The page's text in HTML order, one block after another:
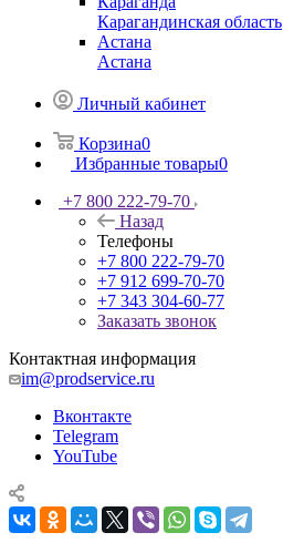
Карагандинская область
Астана
Астана
Личный кабинет
Корзина0
Избранные товары0
+7 800 222-79-70
Назад
Телефоны
+7 800 222-79-70
+7 912 699-70-70
+7 343 304-60-77
Заказать звонок
Контактная информация
im@prodservice.ru
Вконтакте
Telegram
YouTube